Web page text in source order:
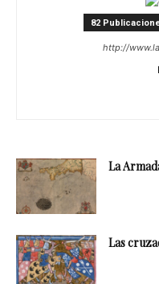
82
http://
La
Las